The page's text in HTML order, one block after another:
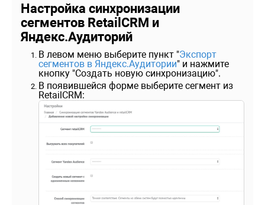
Настройка синхронизации
сегментов RetailCRM и
Яндекс.Аудиторий
В левом меню выберите пункт "Экспорт
сегментов в Яндекс.Аудитории" и нажмите
кнопку "Создать новую синхронизацию".
В появившейся форме выберите сегмент из
RetailCRM: